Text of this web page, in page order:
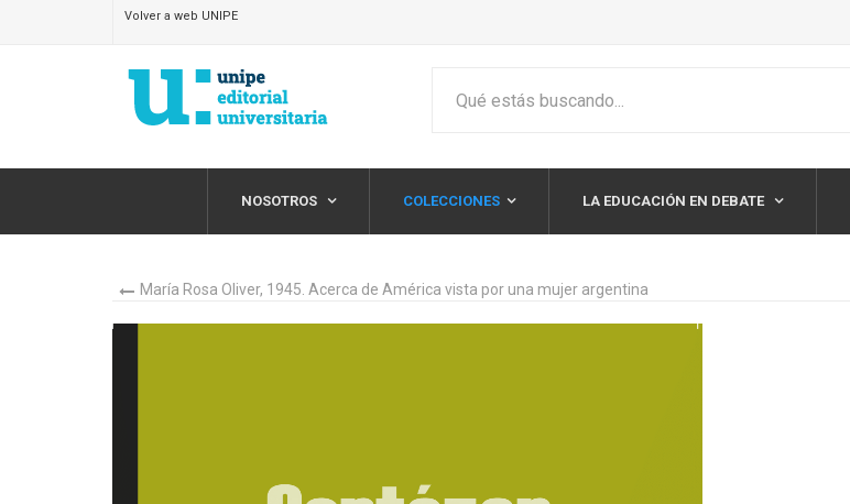
Volver a web UNIPE
NOSOTROS COLECCIONES LA EDUCACIÓN EN DEBATE
María Rosa Oliver, 1945. Acerca de América vista por una mujer argentina